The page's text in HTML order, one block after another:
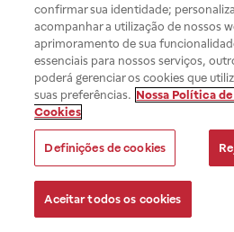
confirmar sua identidade;
acompanhar a utilização de nossos
aprimoramento de sua
essenciais para nossos serviços,
poderá gerenciar os cookies que
suas preferências. Nossa Política
Cookies
Definições de cookies
Aceitar todos os cookies